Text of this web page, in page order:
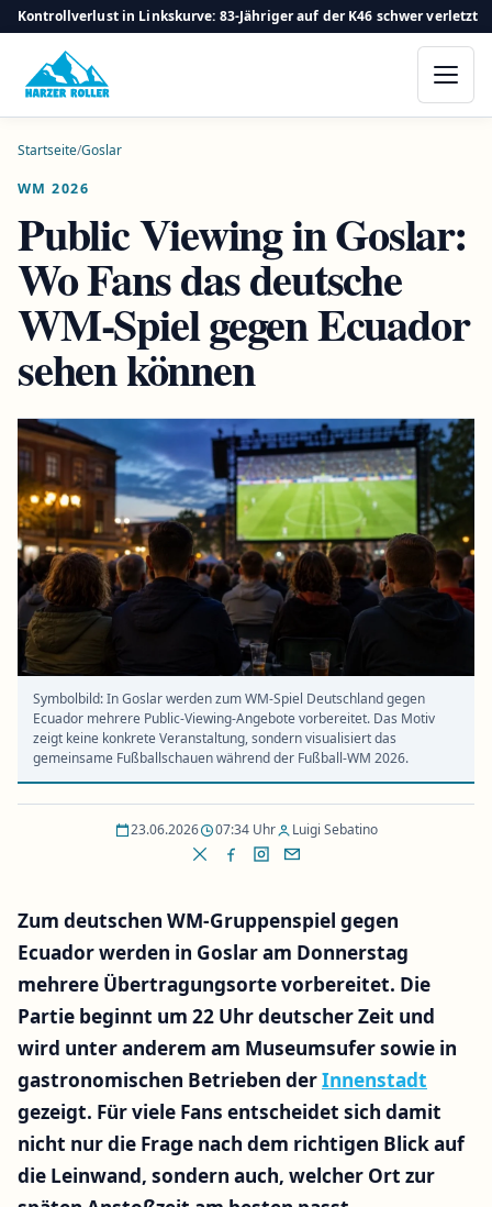
Kontrollverlust in Linkskurve: 83-Jähriger auf der K46 schwer verletzt
Startseite/Goslar
WM 2026
Public Viewing in Goslar:
Wo Fans das deutsche
WM-Spiel gegen Ecuador
sehen können
Symbolbild: In Goslar werden zum WM-Spiel Deutschland gegen
Ecuador mehrere Public-Viewing-Angebote vorbereitet. Das Motiv
zeigt keine konkrete Veranstaltung, sondern visualisiert das
gemeinsame Fußballschauen während der Fußball-WM 2026.
23.06.2026 07:34 Uhr Luigi Sebatino
Zum deutschen WM-Gruppenspiel gegen
Ecuador werden in Goslar am Donnerstag
mehrere Übertragungsorte vorbereitet. Die
Partie beginnt um 22 Uhr deutscher Zeit und
wird unter anderem am Museumsufer sowie in
gastronomischen Betrieben derInnenstadt
gezeigt. Für viele Fans entscheidet sich damit
nicht nur die Frage nach dem richtigen Blick auf
die Leinwand, sondern auch, welcher Ort zur